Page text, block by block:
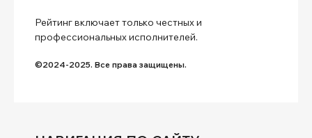
Рейтинг включает только честных и
профессиональных исполнителей.
©2024-2025. Все права защищены.